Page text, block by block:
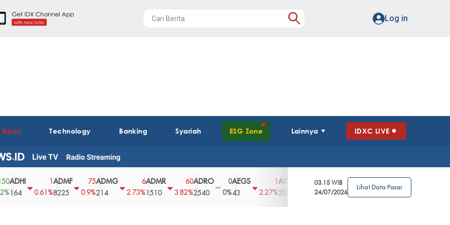
Log in
Technology Banking Syariah ESG Zone Lainnya IDXC LIVE
0.61%
ADMF
8225
75
0.9%
ADMG
214
2.73%
ADMR
1510
60
3.82%
ADRO
2540
0
0%
AEGS
2.27% 2850
3.39%
AGRO
4
2.63%
0%
03.15 WIB
24/07/2026
Lihat Data Pasar